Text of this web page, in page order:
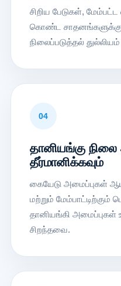
சிறிய பேடுகள்,
கொண்ட
நிலைப்படுத்தல்
04
தானியங்கு
தீர்மானிக்கவும்
கையேடு அமைப்புகள்
மற்றும்
தானியங்கி அமைப்புகள்
சிறந்தவை.